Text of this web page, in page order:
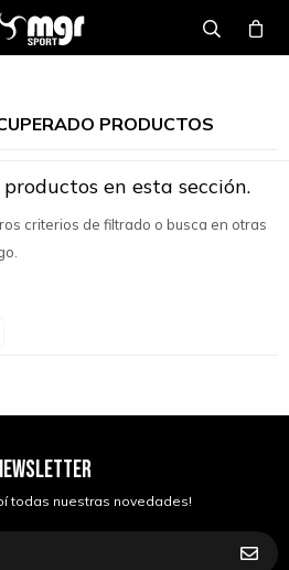
PRODUCTOS
en esta sección.
criterios de filtrado o busca en otras
todas nuestras novedades!